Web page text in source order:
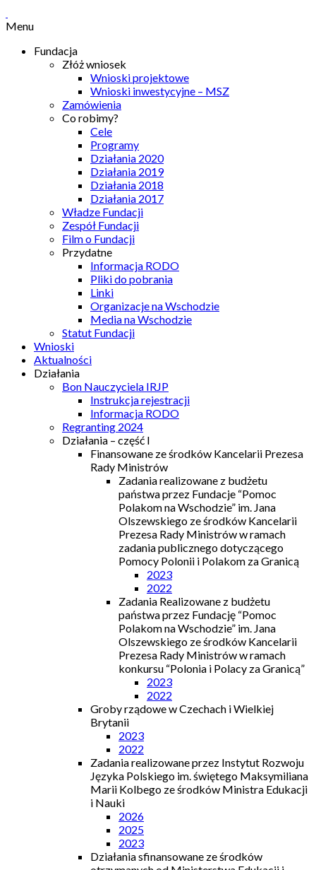
Menu
Fundacja
Złóż wniosek
Wnioski projektowe
Wnioski inwestycyjne – MSZ
Zamówienia
Co robimy?
Cele
Programy
Działania 2020
Działania 2019
Działania 2018
Działania 2017
Władze Fundacji
Zespół Fundacji
Film o Fundacji
Przydatne
Informacja RODO
Pliki do pobrania
Linki
Organizacje na Wschodzie
Media na Wschodzie
Statut Fundacji
Wnioski
Aktualności
Działania
Bon Nauczyciela IRJP
Instrukcja rejestracji
Informacja RODO
Regranting 2024
Działania – część I
Finansowane ze środków Kancelarii Prezesa
Rady Ministrów
Zadania realizowane z budżetu
państwa przez Fundacje “Pomoc
Polakom na Wschodzie” im. Jana
Olszewskiego ze środków Kancelarii
Prezesa Rady Ministrów w ramach
zadania publicznego dotyczącego
Pomocy Polonii i Polakom za Granicą
2023
2022
Zadania Realizowane z budżetu
państwa przez Fundację “Pomoc
Polakom na Wschodzie” im. Jana
Olszewskiego ze środków Kancelarii
Prezesa Rady Ministrów w ramach
konkursu “Polonia i Polacy za Granicą”
2023
2022
Groby rządowe w Czechach i Wielkiej
Brytanii
2023
2022
Zadania realizowane przez Instytut Rozwoju
Języka Polskiego im. świętego Maksymiliana
Marii Kolbego ze środków Ministra Edukacji
i Nauki
2026
2025
2023
Działania sfinansowane ze środków